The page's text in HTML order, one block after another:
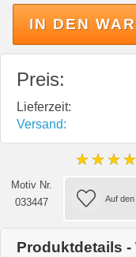
IN DEN
Preis:
Lieferzeit:
Versand:
Motiv Nr.
033447
Produktdetails -